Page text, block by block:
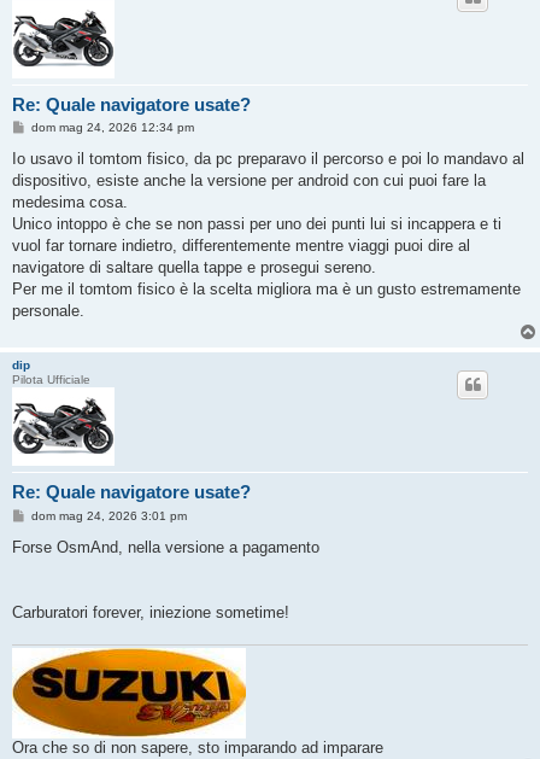
Re: Quale navigatore usate?
M
s
a
g
i
o
dom mag 24, 2026 12:34 pm
Io usavo il tomtom fisico, da pc preparavo il percorso e poi lo mandavo al
dispositivo, esiste anche la versione per android con cui puoi fare la
medesima cosa.
Unico intoppo è che se non passi per uno dei punti lui si incappera e ti
vuol far tornare indietro, differentemente mentre viaggi puoi dire al
navigatore di saltare quella tappe e prosegui sereno.
Per me il tomtom fisico è la scelta migliora ma è un gusto estremamente
personale.
dip
Pilota Ufficiale
Re: Quale navigatore usate?
M
s
i
dom mag 24, 2026 3:01 pm
Forse OsmAnd, nella versione a pagamento
Carburatori forever, iniezione sometime!
Ora che so di non sapere, sto imparando ad imparare